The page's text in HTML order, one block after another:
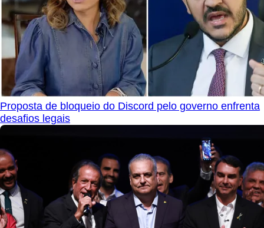
Proposta de bloqueio do Discord pelo governo enfrenta
desafios legais